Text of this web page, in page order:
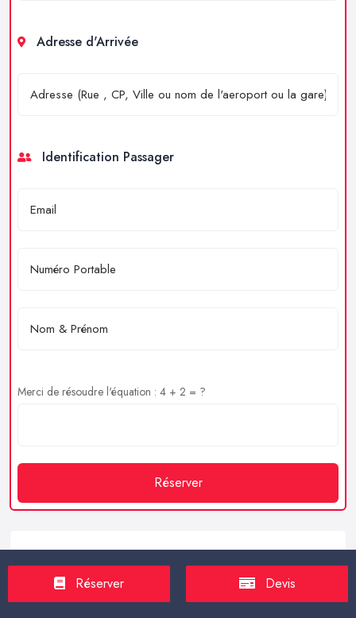
Adresse d'Arrivée
Identification Passager
Merci de résoudre l'équation : 4 + 2 = ?
Réserver
Service client
https://proxilive.fr
Réserver Devis